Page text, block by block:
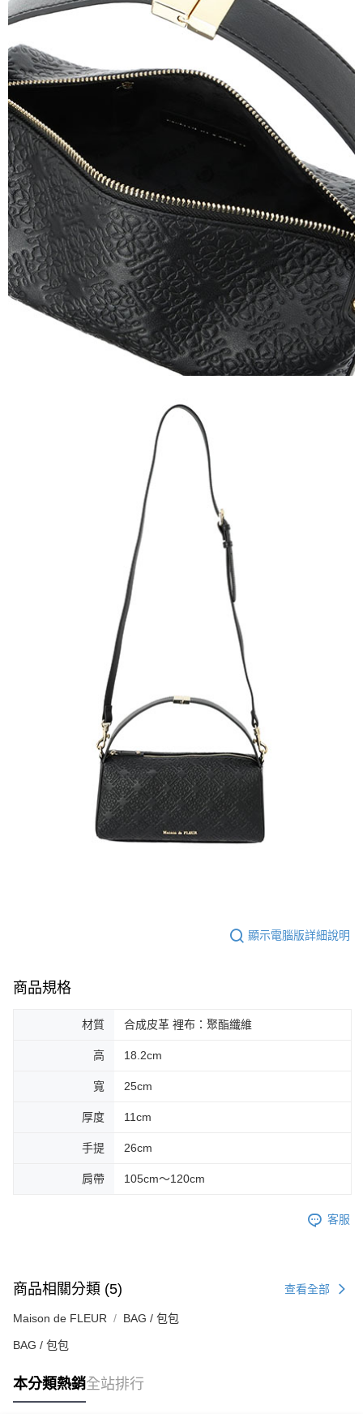
顯示電腦版詳細說明
商品規格
材質 合成皮革 裡布：聚酯纖維
高 18.2cm
寬 25cm
厚度 11cm
手提 26cm
肩帶 105cm～120cm
客服
商品相關分類 (5) 查看全部
Maison de FLEUR BAG / 包包
BAG / 包包
本分類熱銷全站排行